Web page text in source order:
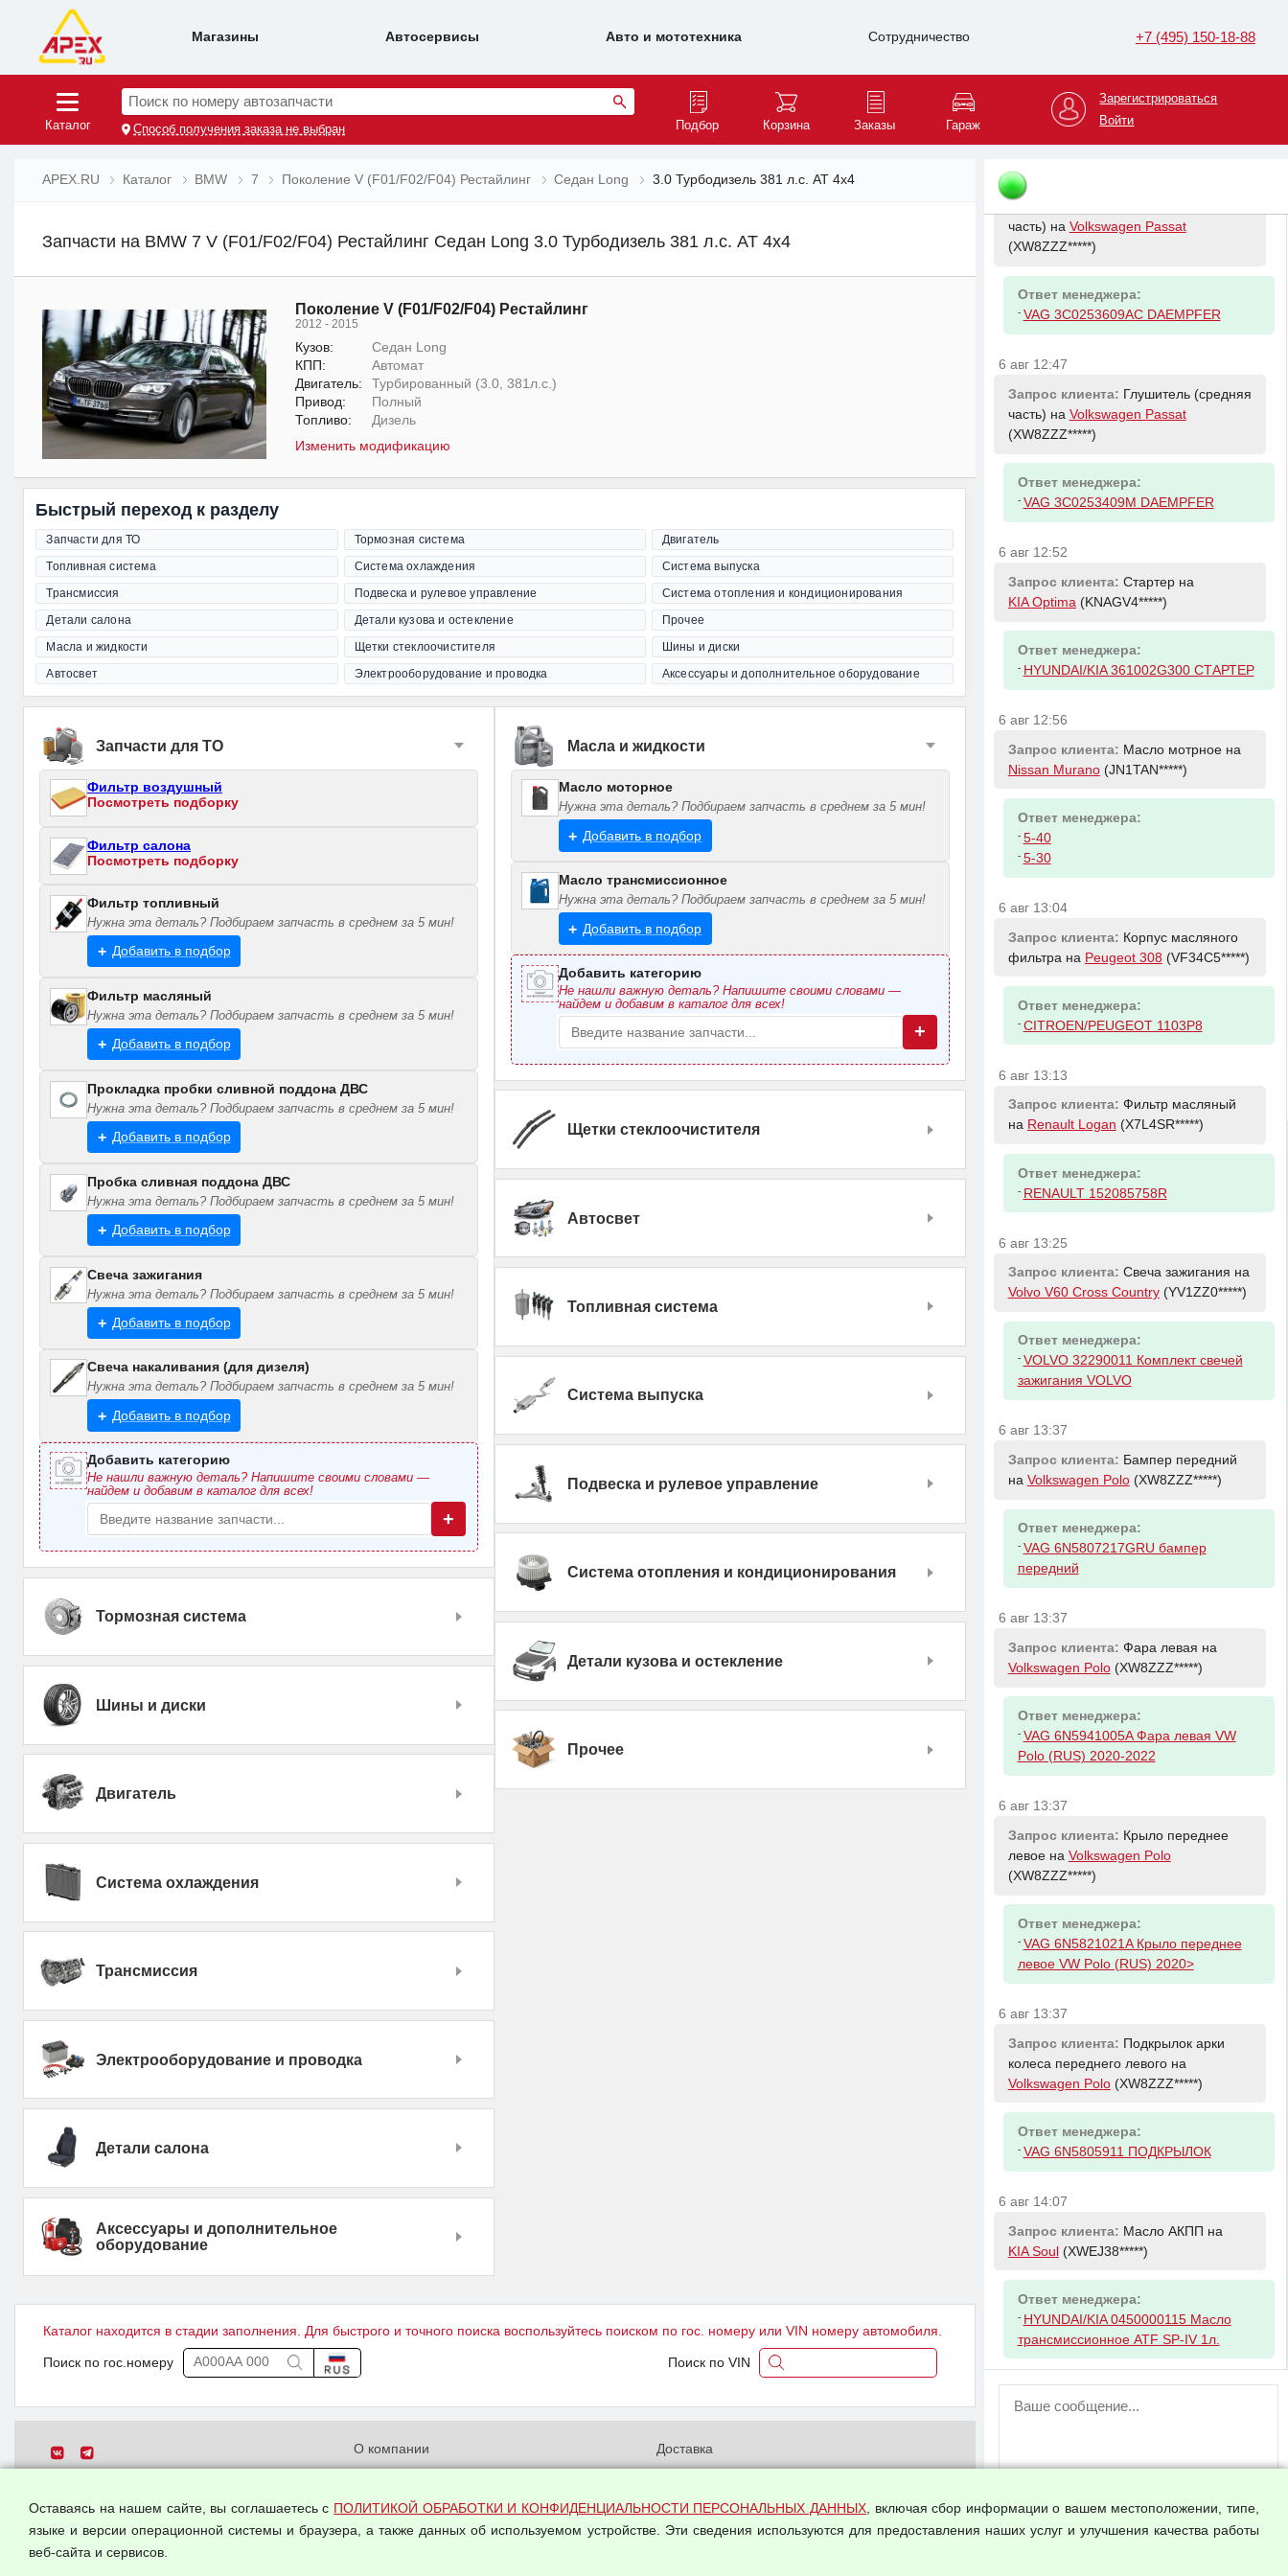
Магазины Автосервисы Авто и мототехника Сотрудничество +7 (495) 150-18-88
Каталог
Поиск по номеру автозапчасти
Способ получения заказа не выбран Подбор Корзина Заказы Гараж
Зарегистрироваться
Войти
APEX.RU Каталог BMW 7 Поколение V (F01/F02/F04) Рестайлинг Седан Long 3.0 Турбодизель 381 л.с. AT 4x4
Запчасти на BMW 7 V (F01/F02/F04) Рестайлинг Седан Long 3.0 Турбодизель 381 л.с. AT 4x4
Поколение V (F01/F02/F04) Рестайлинг
2012 - 2015
Кузов:
Седан Long
КПП:
Автомат
Двигатель:
Турбированный (3.0, 381л.с.)
Привод:
Полный
Топливо:
Дизель
Изменить модификацию
Быстрый переход к разделу
Запчасти для ТО Тормозная система
Двигатель
Топливная система
Система охлаждения
Система выпуска
Трансмиссия
Подвеска и рулевое управление
Система отопления и кондиционирования
Детали салона
Детали кузова и остекление
Прочее
Масла и жидкости
Щетки стеклоочистителя
Шины и диски
Автосвет
Электрооборудование и проводка Аксессуары и дополнительное оборудование
Запчасти для ТО
Фильтр воздушный
Посмотреть подборку
Фильтр салона
Посмотреть подборку
Фильтр топливный
Нужна эта деталь? Подбираем запчасть в среднем за 5 мин!
Добавить в подбор
Фильтр масляный
Нужна эта деталь? Подбираем запчасть в среднем за 5 мин!
Добавить в подбор
Прокладка пробки сливной поддона ДВС
Нужна эта деталь? Подбираем запчасть в среднем за 5 мин!
Добавить в подбор
Пробка сливная поддона ДВС
Нужна эта деталь? Подбираем запчасть в среднем за 5 мин!
Добавить в подбор
Свеча зажигания
Нужна эта деталь? Подбираем запчасть в среднем за 5 мин!
Добавить в подбор
Свеча накаливания (для дизеля)
Нужна эта деталь? Подбираем запчасть в среднем за 5 мин!
Добавить в подбор
Добавить категорию
Не нашли важную деталь? Напишите своими словами —
найдем и добавим в каталог для всех!
+
Тормозная система
Шины и диски
Двигатель
Система охлаждения
Трансмиссия
Электрооборудование и проводка
Детали салона
Аксессуары и дополнительное
оборудование
Масла и жидкости
Масло моторное
Нужна эта деталь? Подбираем запчасть в среднем за 5 мин!
Добавить в подбор
Масло трансмиссионное
Нужна эта деталь? Подбираем запчасть в среднем за 5 мин!
Добавить в подбор
Добавить категорию
Не нашли важную деталь? Напишите своими словами —
найдем и добавим в каталог для всех!
+
Щетки стеклоочистителя
Автосвет
Топливная система
Система выпуска
Подвеска и рулевое управление
Система отопления и кондиционирования
Детали кузова и остекление
Прочее
Каталог находится в стадии заполнения. Для быстрого и точного поиска воспользуйтесь поиском по гос. номеру или VIN номеру автомобиля.
Поиск по гос.номеру Поиск по VIN
Все права защищены.
О компании
Согласием на обработку персональных
данных
Доставка
Оплата и возвраты
Арендодателям
Оставаясь на нашем сайте, вы соглашаетесь с ПОЛИТИКОЙ ОБРАБОТКИ И КОНФИДЕНЦИАЛЬНОСТИ ПЕРСОНАЛЬНЫХ ДАННЫХ, включая сбор информации о вашем местоположении, типе,
языке и версии операционной системы и браузера, а также данных об используемом устройстве. Эти сведения используются для предоставления наших услуг и улучшения качества работы
веб-сайта и сервисов.
VAG 1K0121407A Бачок
расширительный VW CADDY III
6 авг 12:47
часть) на Volkswagen Passat
(XW8ZZZ*****)
Ответ менеджера:
- VAG 3C0253609AC DAEMPFER
6 авг 12:47
Запрос клиента: Глушитель (средняя
часть) на Volkswagen Passat
(XW8ZZZ*****)
Ответ менеджера:
- VAG 3C0253409M DAEMPFER
6 авг 12:52
Запрос клиента: Стартер на
KIA Optima (KNAGV4*****)
Ответ менеджера:
- HYUNDAI/KIA 361002G300 СТАРТЕР
6 авг 12:56
Запрос клиента: Масло мотрное на
Nissan Murano(JN1TAN*****)
Ответ менеджера:
- 5-40
- 5-30
6 авг 13:04
Запрос клиента: Корпус масляного
фильтра на Peugeot 308 (VF34C5*****)
Ответ менеджера:
- CITROEN/PEUGEOT 1103P8
6 авг 13:13
Запрос клиента: Фильтр масляный
на Renault Logan (X7L4SR*****)
Ответ менеджера:
- RENAULT 152085758R
6 авг 13:25
Запрос клиента: Свеча зажигания на
Volvo V60 Cross Country(YV1ZZ0*****)
Ответ менеджера:
- VOLVO 32290011 Комплект свечей
зажигания VOLVO
6 авг 13:37
Запрос клиента: Бампер передний
на Volkswagen Polo(XW8ZZZ*****)
Ответ менеджера:
- VAG 6N5807217GRU бампер
передний
6 авг 13:37
Запрос клиента: Фара левая на
Volkswagen Polo(XW8ZZZ*****)
Ответ менеджера:
- VAG 6N5941005A Фара левая VW
Polo (RUS) 2020-2022
6 авг 13:37
Запрос клиента: Крыло переднее
левое на Volkswagen Polo
(XW8ZZZ*****)
Ответ менеджера:
- VAG 6N5821021A Крыло переднее
левое VW Polo (RUS) 2020>
6 авг 13:37
Запрос клиента: Подкрылок арки
колеса переднего левого на
Volkswagen Polo(XW8ZZZ*****)
Ответ менеджера:
- VAG 6N5805911 ПОДКРЫЛОК
6 авг 14:07
Запрос клиента: Масло АКПП на
KIA Soul(XWEJ38*****)
Ответ менеджера:
- HYUNDAI/KIA 0450000115 Масло
трансмиссионное ATF SP-IV 1л.
ВНИМАНИЕ!
пользователей временно отключена!
аккаунт.